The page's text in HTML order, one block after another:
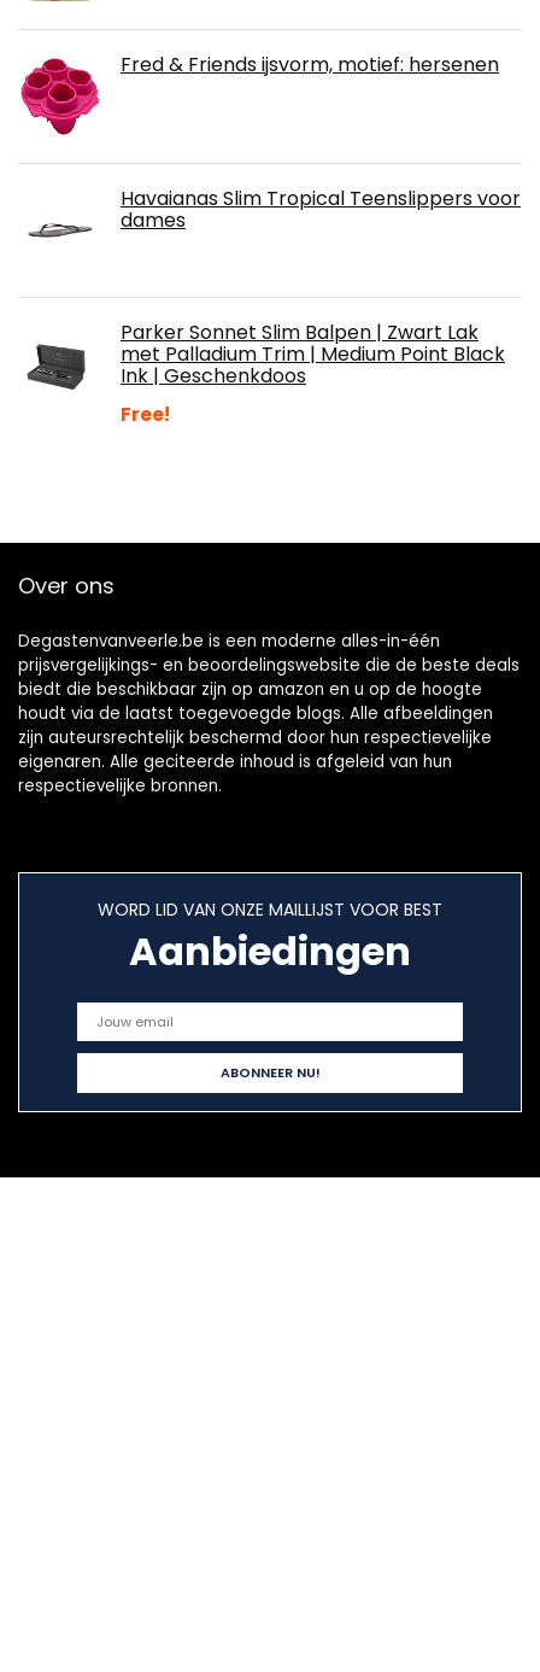
Fred & Friends ijsvorm, motief: hersenen
Havaianas Slim Tropical Teenslippers voor
dames
Parker Sonnet Slim Balpen | Zwart Lak
met Palladium Trim | Medium Point Black
Ink | Geschenkdoos
Free!
Over ons
Degastenvanveerle.be is een moderne alles-in-één
prijsvergelijkings- en beoordelingswebsite die de beste deals
biedt die beschikbaar zijn op amazon en u op de hoogte
houdt via de laatst toegevoegde blogs. Alle afbeeldingen
zijn auteursrechtelijk beschermd door hun respectievelijke
eigenaren. Alle geciteerde inhoud is afgeleid van hun
respectievelijke bronnen.
WORD LID VAN ONZE MAILLIJST VOOR BEST
Aanbiedingen